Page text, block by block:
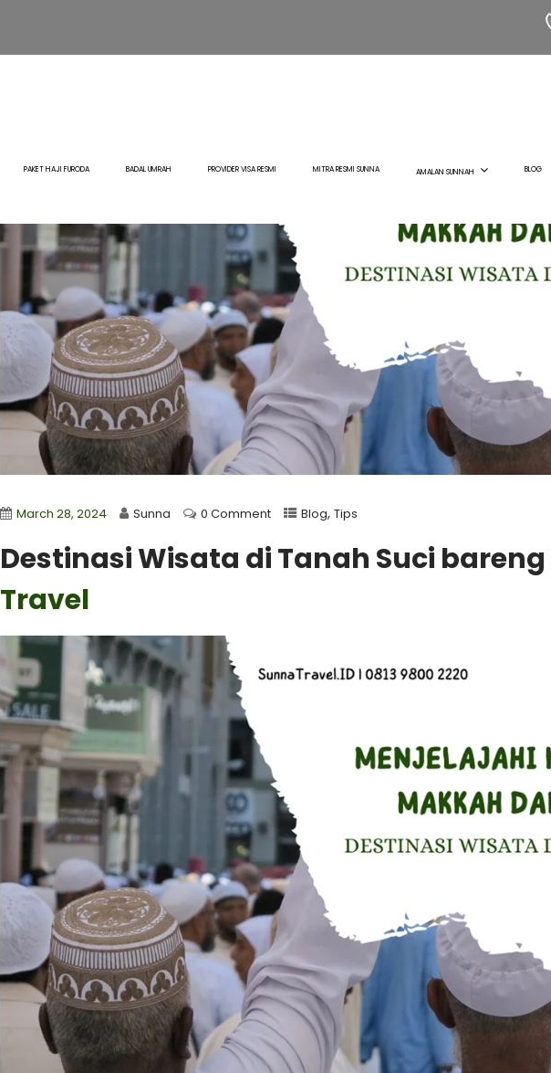
PAKET HAJI FURODA BADAL UMRAH PROVIDER VISA RESMI MITRA RESMI SUNNA AMALAN SUNNAH BLOG
March 28, 2024 Sunna 0 Comment Blog,Tips
Destinasi Wisata di Tanah Suci bareng
Travel